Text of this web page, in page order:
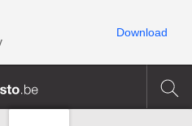
Download